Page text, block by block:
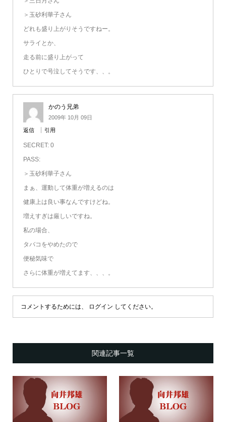
＞玉砂利華子さん
どれも盛り上がりそうですねー。
サライとか、
走る前に盛り上がって
ひとりで号泣してそうです、、。
かのう兄弟
2009年 10月 09日
返信 引用
SECRET: 0
PASS:
＞玉砂利華子さん
まぁ、運動して体重が増えるのは
健康上は良い事なんですけどね。
増えすぎは厳しいですね。
私の場合、
タバコをやめたので
便秘気味で
さらに体重が増えてます、、、。
コメントするためには、 ログイン してください。
関連記事一覧